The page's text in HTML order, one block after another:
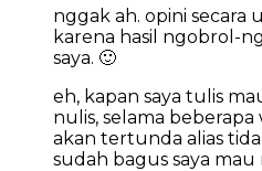
nggak ah. opini secara
karena hasil ngobrol-
saya. 🙂
eh, kapan saya tulis
nulis, selama
akan tertunda alias
sudah bagus saya